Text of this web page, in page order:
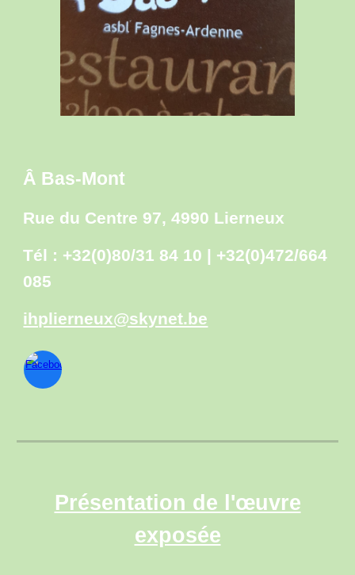
Â Bas-Mont
Rue du Centre 97, 4990 Lierneux
Tél : +32(0)80/31 84 10 | +32(0)472/664
085
ihplierneux@skynet.be
Présentation de l'œuvre
exposée